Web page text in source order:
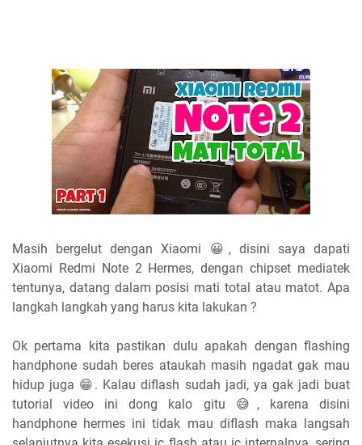
Masih bergelut dengan Xiaomi 😀, disini saya dapati
Xiaomi Redmi Note 2 Hermes, dengan chipset mediatek
tentunya, datang dalam posisi mati total atau matot. Apa
langkah langkah yang harus kita lakukan ?
Ok pertama kita pastikan dulu apakah dengan flashing
handphone sudah beres ataukah masih ngadat gak mau
hidup juga 😁. Kalau diflash sudah jadi, ya gak jadi buat
tutorial video ini dong kalo gitu 😅, karena disini
handphone hermes ini tidak mau diflash maka langsah